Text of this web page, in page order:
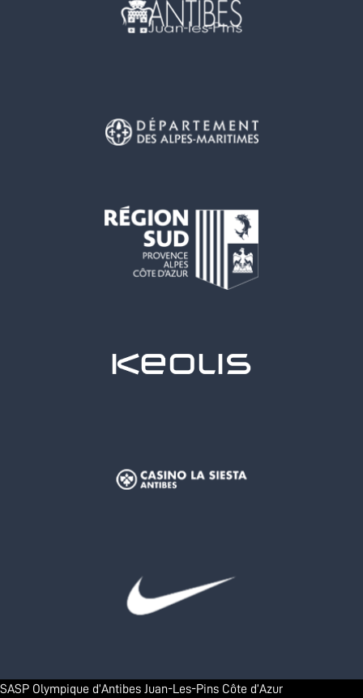
SASP Olympique d’Antibes Juan-Les-Pins Côte d’Azur